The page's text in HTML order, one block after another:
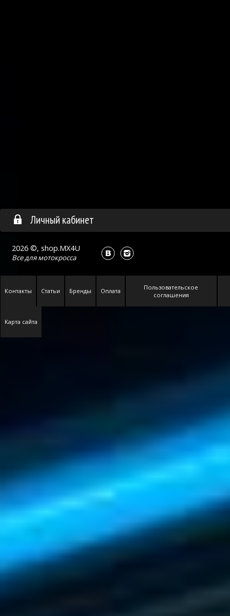
Личный кабинет
2026 ©, shop.MX4U
Все длямотокросса
Контакты Статьи Бренды Оплата
Пользовательское
соглашения
Карта сайта